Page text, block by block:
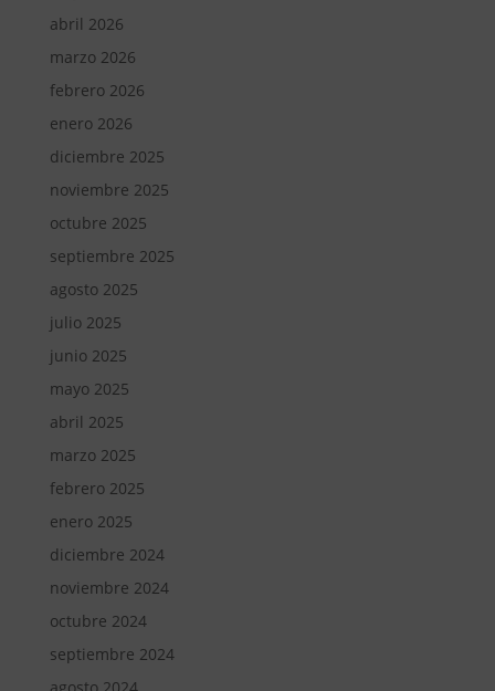
abril 2026
marzo 2026
febrero 2026
enero 2026
diciembre 2025
noviembre 2025
octubre 2025
septiembre 2025
agosto 2025
julio 2025
junio 2025
mayo 2025
abril 2025
marzo 2025
febrero 2025
enero 2025
diciembre 2024
noviembre 2024
octubre 2024
septiembre 2024
agosto 2024